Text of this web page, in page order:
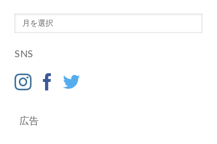
ー
イ
ブ
SNS
広告